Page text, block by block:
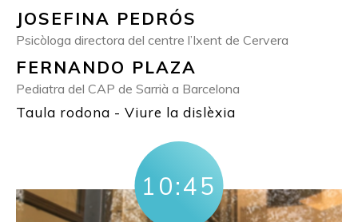
JOSEFINA PEDRÓS
Psicòloga directora del centre l’Ixent de Cervera
FERNANDO PLAZA
Pediatra del CAP de Sarrià a Barcelona
Taula rodona - Viure la dislèxia
10:45